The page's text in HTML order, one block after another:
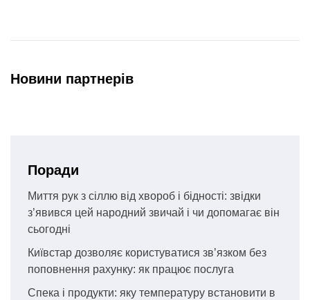
Новини партнерів
Поради
Миття рук з сіллю від хвороб і бідності: звідки
з’явився цей народний звичай і чи допомагає він
сьогодні
Київстар дозволяє користуватися зв’язком без
поповнення рахунку: як працює послуга
Спека і продукти: яку температуру встановити в